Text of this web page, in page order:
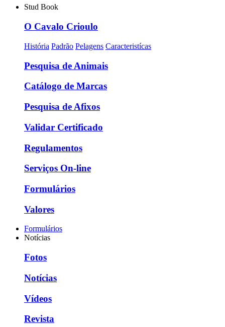
Stud Book
O Cavalo Crioulo
História Padrão Pelagens Caracteristícas
Pesquisa de Animais
Catálogo de Marcas
Pesquisa de Afixos
Validar Certificado
Regulamentos
Serviços On-line
Formulários
Valores
Formulários
Notícias
Fotos
Notícias
Vídeos
Revista